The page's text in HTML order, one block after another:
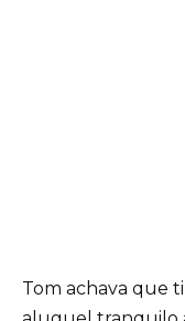
Tom achava que